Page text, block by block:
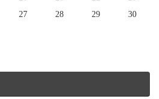
27 28 29
30